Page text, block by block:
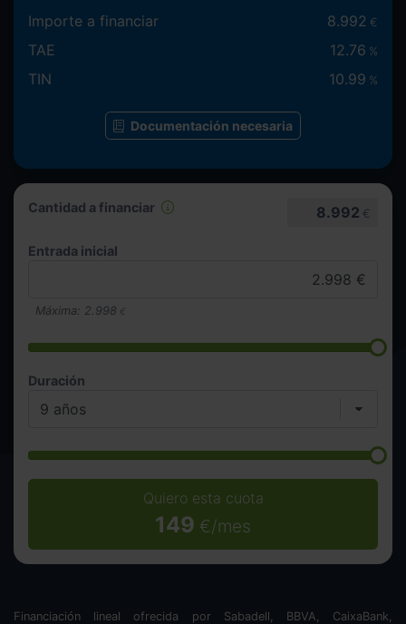
Cantidad a financiar 8.992 €
Entrada inicial
Máxima: 2.998 €
Duración
Quiero esta cuota
149 €/mes
Importe a financiar 8.992 €
TAE 12.76 %
TIN 10.99 %
Documentación necesaria
Financiación lineal ofrecida por Sabadell, BBVA, CaixaBank,